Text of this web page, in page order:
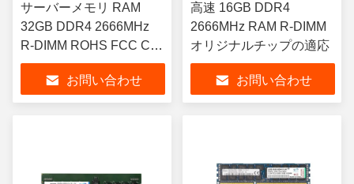
サーバーメモリ RAM
32GB DDR4 2666MHz
R-DIMM ROHS FCC CE
認証
お問い合わせ
高速 16GB DDR4
2666MHz RAM R-DIMM
オリジナルチップの適応
お問い合わせ